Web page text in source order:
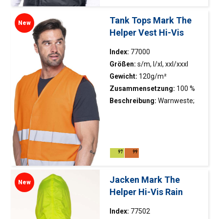
Vorder- und Rückseite
Tank Tops Mark The
Helper Vest Hi-Vis
Index: 77000
Größen: s/m, l/xl, xxl/xxxl
Gewicht: 120g/m²
Zusammensetzung: 100 %
Polyester
Beschreibung: Warnweste;
und weiter Schnitt; konform
New
Jacken Mark The
Helper Hi-Vis Rain
Index: 77502
New